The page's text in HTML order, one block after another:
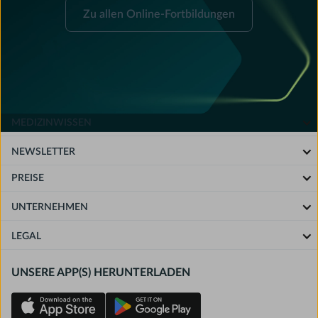
allen
Zu allen Online-Fortbildungen
MEDIZINWISSEN
NEWSLETTER
PREISE
UNTERNEHMEN
LEGAL
UNSERE APP(S) HERUNTERLADEN